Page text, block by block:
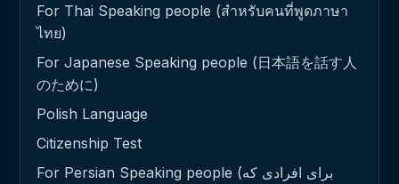
For Thai Speaking people (สำหรับคนที่พูดภาษา
ไทย)
For Japanese Speaking people (日本語を話す人
のために)
Polish Language
Citizenship Test
For Persian Speaking people (برای افرادی که